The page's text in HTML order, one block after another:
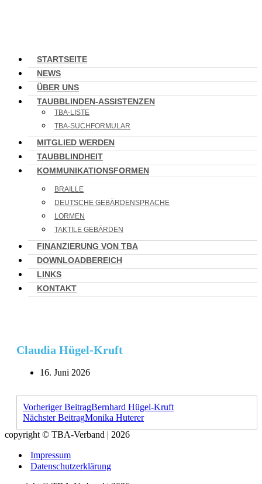
STARTSEITE
NEWS
ÜBER UNS
TAUBBLINDEN-ASSISTENZEN
TBA-LISTE
TBA-SUCHFORMULAR
MITGLIED WERDEN
TAUBBLINDHEIT
KOMMUNIKATIONSFORMEN
BRAILLE
DEUTSCHE GEBÄRDENSPRACHE
LORMEN
TAKTILE GEBÄRDEN
FINANZIERUNG VON TBA
DOWNLOADBEREICH
LINKS
KONTAKT
Claudia Hügel-Kruft
16. Juni 2026
Vorheriger BeitragBernhard Hügel-Kruft
Nächster BeitragMonika Huterer
copyright © TBA-Verband | 2026
Impressum
Datenschutzerklärung